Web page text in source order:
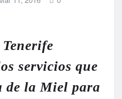
servicios que
de la Miel para